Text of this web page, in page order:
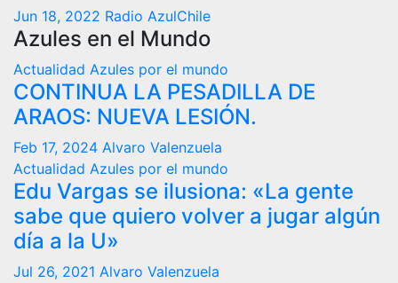
Jun 18, 2022 Radio AzulChile
Azules en el Mundo
Actualidad Azules por el mundo
CONTINUA LA PESADILLA DE
ARAOS: NUEVA LESIÓN.
Feb 17, 2024 Alvaro Valenzuela
Actualidad Azules por el mundo
Edu Vargas se ilusiona: «La gente
sabe que quiero volver a jugar algún
día a la U»
Jul 26, 2021 Alvaro Valenzuela